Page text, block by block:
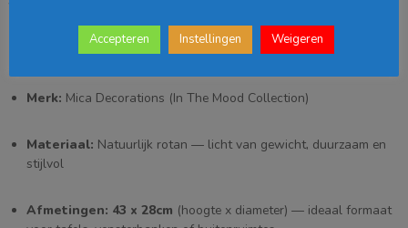
Belangrijkste kenmerken:
Merk: Mica Decorations (In The Mood Collection)
Materiaal: Natuurlijk rotan — licht van gewicht, duurzaam en
stijlvol
Afmetingen: 43 x 28cm (hoogte x diameter) — ideaal formaat
Accepteren Instellingen Weigeren